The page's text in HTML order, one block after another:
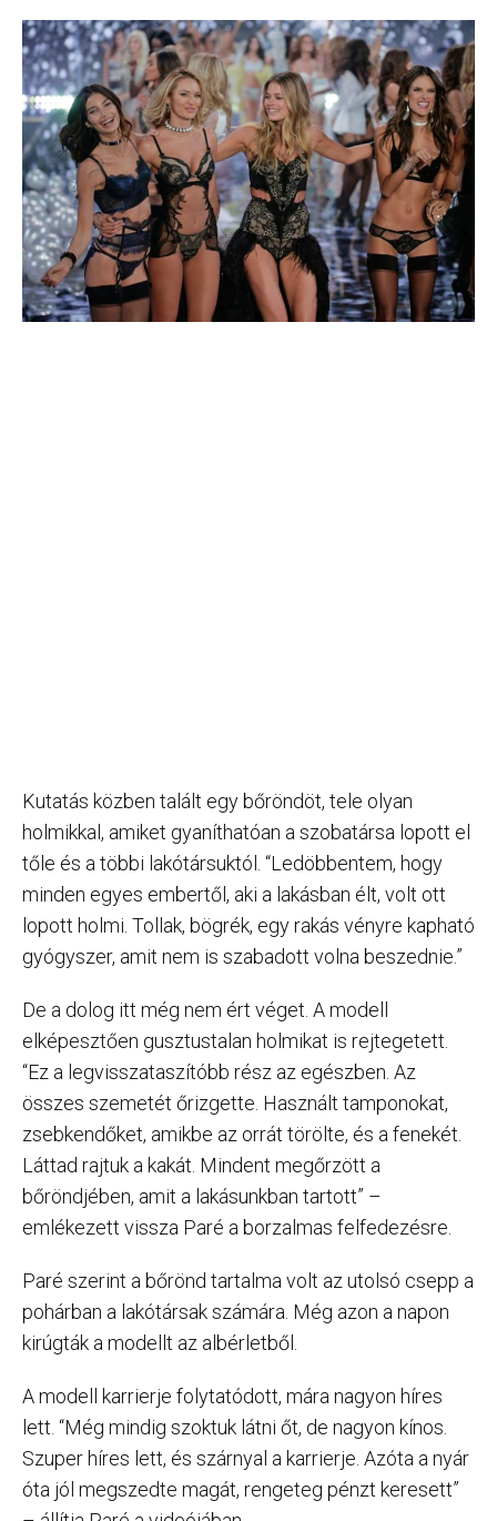
Kutatás közben talált egy bőröndöt, tele olyan
holmikkal, amiket gyaníthatóan a szobatársa lopott el
tőle és a többi lakótársuktól. “Ledöbbentem, hogy
minden egyes embertől, aki a lakásban élt, volt ott
lopott holmi. Tollak, bögrék, egy rakás vényre kapható
gyógyszer, amit nem is szabadott volna beszednie.”
De a dolog itt még nem ért véget. A modell
elképesztően gusztustalan holmikat is rejtegetett.
“Ez a legvisszataszítóbb rész az egészben. Az
összes szemetét őrizgette. Használt tamponokat,
zsebkendőket, amikbe az orrát törölte, és a fenekét.
Láttad rajtuk a kakát. Mindent megőrzött a
bőröndjében, amit a lakásunkban tartott” –
emlékezett vissza Paré a borzalmas felfedezésre.
Paré szerint a bőrönd tartalma volt az utolsó csepp a
pohárban a lakótársak számára. Még azon a napon
kirúgták a modellt az albérletből.
A modell karrierje folytatódott, mára nagyon híres
lett. “Még mindig szoktuk látni őt, de nagyon kínos.
Szuper híres lett, és szárnyal a karrierje. Azóta a nyár
óta jól megszedte magát, rengeteg pénzt keresett”